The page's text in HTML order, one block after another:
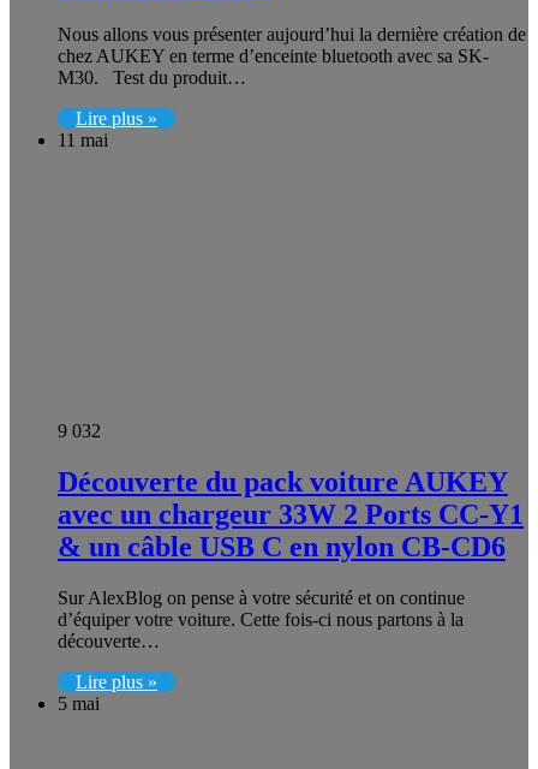
Nous allons vous présenter aujourd’hui la dernière création de
chez AUKEY en terme d’enceinte bluetooth avec sa SK-
M30. Test du produit…
Lire plus »
11 mai
9 032
Découverte du pack voiture AUKEY
avec un chargeur 33W 2 Ports CC-Y1
& un câble USB C en nylon CB-CD6
Sur AlexBlog on pense à votre sécurité et on continue
d’équiper votre voiture. Cette fois-ci nous partons à la
découverte…
Lire plus »
5 mai